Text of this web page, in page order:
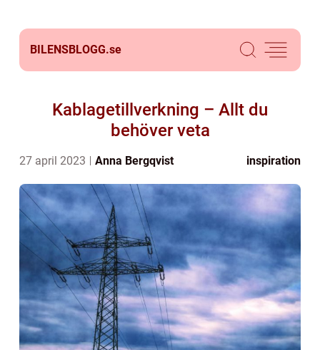
BILENSBLOGG.se
Kablagetillverkning – Allt du
behöver veta
27 april 2023 Anna Bergqvist inspiration